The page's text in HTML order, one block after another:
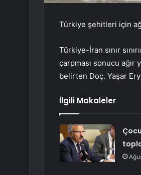
Türkiye şehitleri için
Türkiye-İran sınır
çarpması sonucu ağır
belirten Doç. Yaşar
İlgili Makaleler